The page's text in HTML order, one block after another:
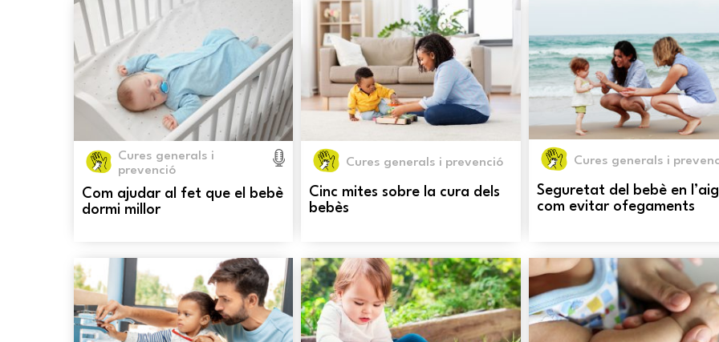
Cures generals i
prevenció
Com ajudar al fet que el bebè
dormi millor
Cures generals i prevenció
Cinc mites sobre la cura dels
bebès
Cures generals i
Seguretat del bebè en
com evitar ofegaments